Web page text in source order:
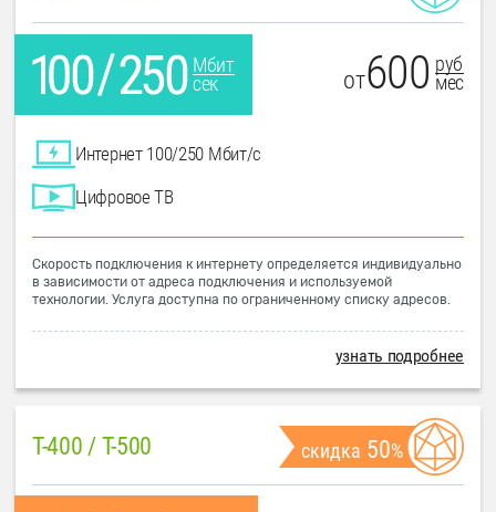
Мбит
сек
от600 руб
мес
Интернет 100/250 Мбит/с
Цифровое ТВ
Скорость подключения к интернету определяется индивидуально
в зависимости от адреса подключения и используемой
технологии. Услуга доступна по ограниченному списку адресов.
узнать подробнее
T-400 / T-500 скидка 50%